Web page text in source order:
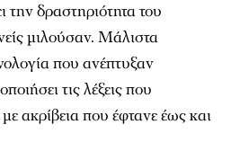
την δραστηριότητα του
μιλούσαν. Μάλιστα
που ανέπτυξαν
τις λέξεις που
ακρίβεια που έφτανε έως και